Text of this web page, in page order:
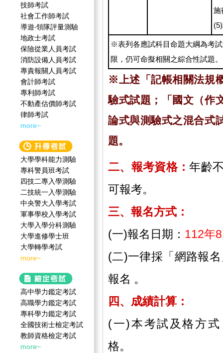
技師考試
社會工作師‍考試
導遊‧領隊評量測驗
地政士考試
保險從業人員考試
消防設備人員考試
專責報關人員考試
會計師考試
專利師考試
不動產估價師考試
律師考試
more~
大學學科能力測驗
專科警員班考試
四技二專入學測驗
二技統一入學測驗
中央警大入學考試
軍事學校入學考試
大學入學分科測驗
大學進修學士班
大學轉學考試
more~
高中學力鑑定考試
高職學力鑑定考試
專科學力鑑定考試
全國技術士檢定考試
教師資格檢定考試
more~
施
※表列各應試科目命題大綱為考
限，仍可命擬相關之綜合性試題。
※上述「記帳相關法規
驗式試題；「國文（作
論式與測驗式之混合式
題。
二、報考資格：年齡
可報考。
三、報名方式：
(一)報名日期： 112年
(二)一律採「網路報
報名 。
四、成績計算：
(一)本考試及格方
格。